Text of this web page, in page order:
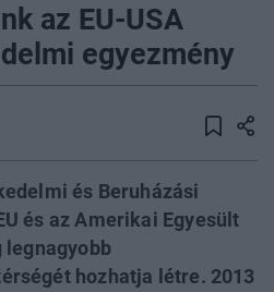
az EU-USA
egyezmény
és Beruházási
és az Amerikai Egyesült
hozhatja létre. 2013